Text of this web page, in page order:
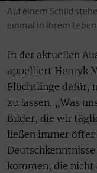
Auf einem Schild
einmal in ihrem
In der aktuellen
appelliert Henryk
Flüchtlinge dafür,
zu lassen. „Was
Bilder, die wir
ließen immer
kommen, die nicht